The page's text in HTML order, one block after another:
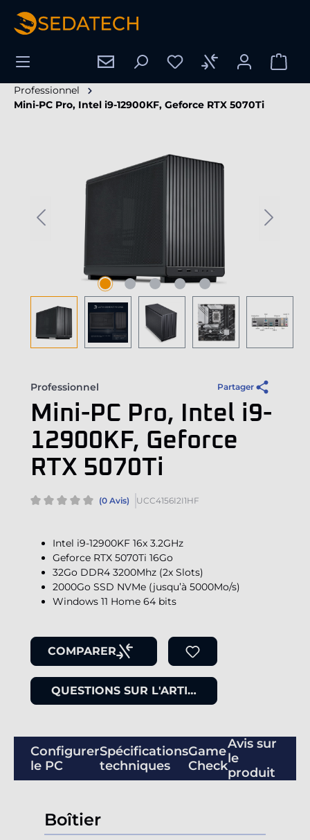
principal
Professionnel
Mini-PC Pro, Intel i9-12900KF, Geforce RTX 5070Ti
Professionnel Partager
Mini-PC Pro, Intel i9-
12900KF, Geforce
RTX 5070Ti
(0 Avis) UCC4156I2I1HF
Intel i9-12900KF 16x 3.2GHz
Geforce RTX 5070Ti 16Go
32Go DDR4 3200Mhz (2x Slots)
2000Go SSD NVMe (jusqu’à 5000Mo/s)
Windows 11 Home 64 bits
COMPARER
QUESTIONS SUR L'ARTICLE
Configurer
le PC
Spécifications
techniques
Game
Check
Avis sur
le
produit
Boîtier